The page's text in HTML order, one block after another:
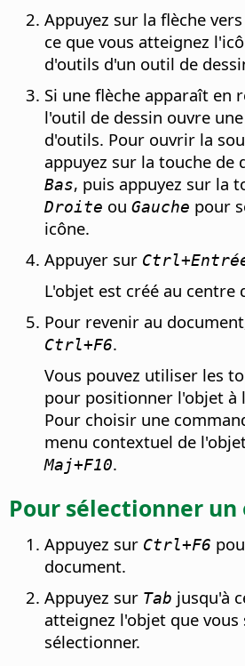
Appuyez sur la flèche
ce que vous atteignez
d'outils d'un outil de
Si une flèche apparaît en
l'outil de dessin ouvre
d'outils. Pour ouvrir la
appuyez sur la touche de
Bas, puis appuyez sur la
Droite ou Gauche pour
icône.
Appuyer sur Ctrl
L'objet est créé au centre
Pour revenir au
Ctrl+F6.
Vous pouvez utiliser les
pour positionner l'objet à
Pour choisir une
menu contextuel de
Maj+F10.
Pour sélectionner
Appuyez sur Ctrl+F6
document.
Appuyez sur Tab jusqu'à
atteignez l'objet que vous
sélectionner.